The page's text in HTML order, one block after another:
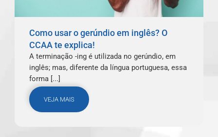
Como usar o gerúndio em inglês? O
CCAA te explica!
A terminação -ing é utilizada no gerúndio, em
inglês; mas, diferente da língua portuguesa, essa
forma [...]
VEJA MAIS